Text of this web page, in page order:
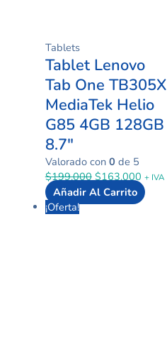
Tablets
Tablet Lenovo
Tab One TB305X
MediaTek Helio
G85 4GB 128GB
8.7″
Valorado con 0 de 5
$199.000 $163.000 + IVA
Añadir Al Carrito
¡Oferta!